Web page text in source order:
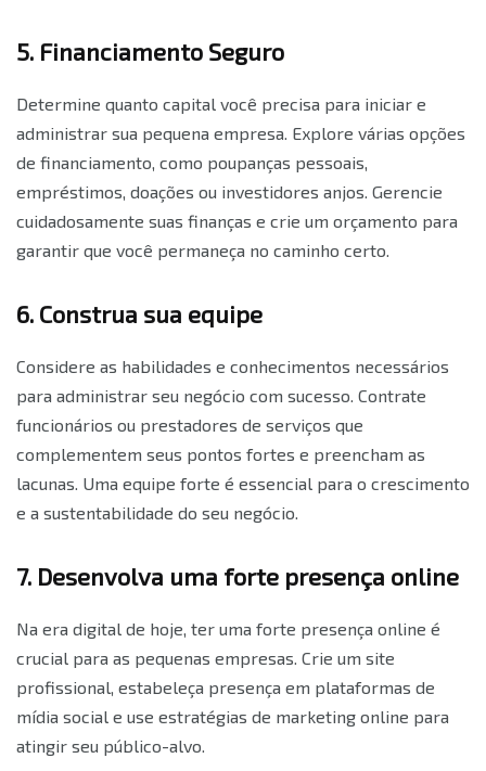
5. Financiamento Seguro
Determine quanto capital você precisa para iniciar e
administrar sua pequena empresa. Explore várias opções
de financiamento, como poupanças pessoais,
empréstimos, doações ou investidores anjos. Gerencie
cuidadosamente suas finanças e crie um orçamento para
garantir que você permaneça no caminho certo.
6. Construa sua equipe
Considere as habilidades e conhecimentos necessários
para administrar seu negócio com sucesso. Contrate
funcionários ou prestadores de serviços que
complementem seus pontos fortes e preencham as
lacunas. Uma equipe forte é essencial para o crescimento
e a sustentabilidade do seu negócio.
7. Desenvolva uma forte presença online
Na era digital de hoje, ter uma forte presença online é
crucial para as pequenas empresas. Crie um site
profissional, estabeleça presença em plataformas de
mídia social e use estratégias de marketing online para
atingir seu público-alvo.